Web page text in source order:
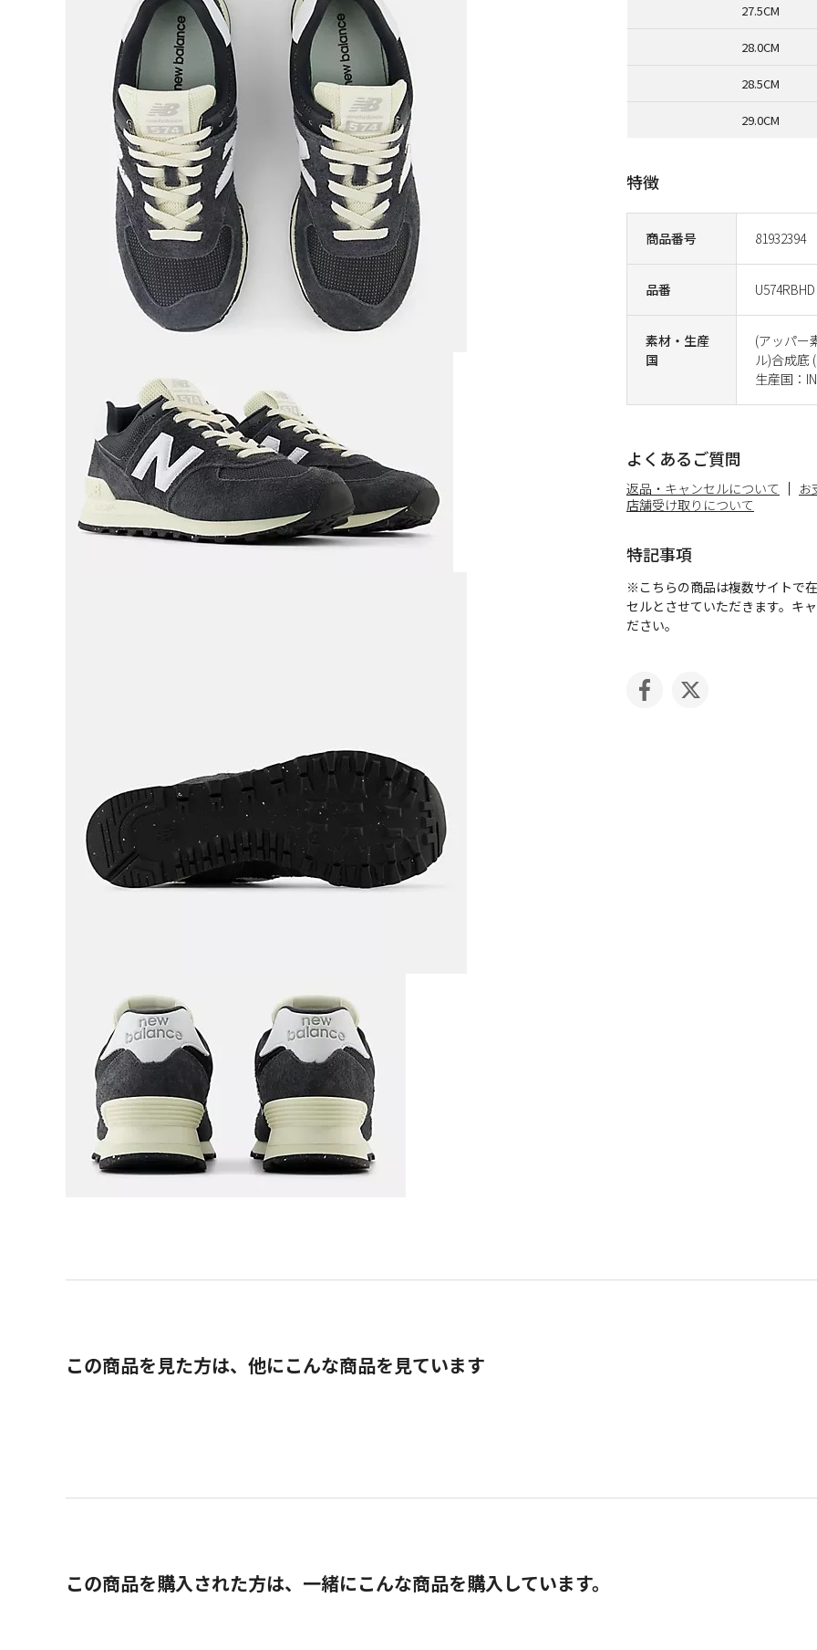
商品番号 81932394
品番 U574RBHD
素材・生産
国
(アッパー
ル)合成底
生産国：
特徴
よくあるご質問
返品・キャンセルについて お
店舗受け取りについて
特記事項
※こちらの商品は複数サイトで
セルとさせていただきます。キ
ださい。
27.5CM
28.0CM
28.5CM
29.0CM
この商品を見た方は、他にこんな商品を見ています
この商品を購入された方は、一緒にこんな商品を購入しています。